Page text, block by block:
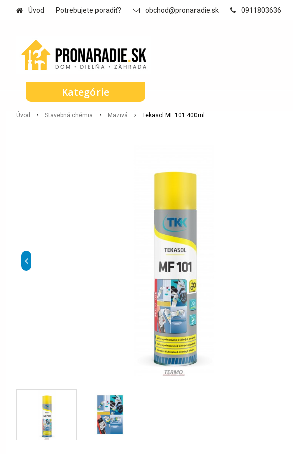
Úvod Potrebujete poradiť? obchod@pronaradie.sk 0911803636
Úvod Stavebná chémia Mazivá Tekasol MF 101 400ml
Kategórie